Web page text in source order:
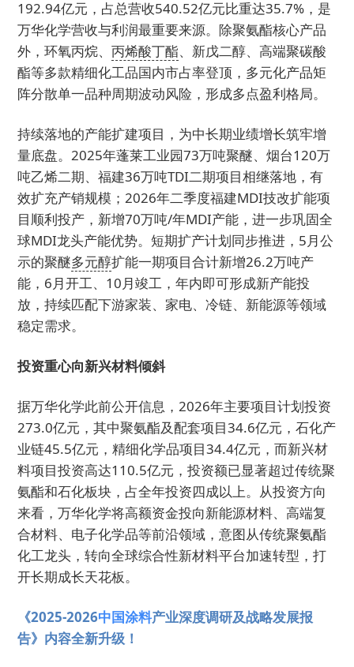
192.94亿元，占总营收540.52亿元比重达35.7%，是
万华化学营收与利润最重要来源。除聚氨酯核心产品
外，环氧丙烷、丙烯酸丁酯、新戊二醇、高端聚碳酸
酯等多款精细化工品国内市占率登顶，多元化产品矩
阵分散单一品种周期波动风险，形成多点盈利格局。
持续落地的产能扩建项目，为中长期业绩增长筑牢增
量底盘。2025年蓬莱工业园73万吨聚醚、烟台120万
吨乙烯二期、福建36万吨TDI二期项目相继落地，有
效扩充产销规模；2026年二季度福建MDI技改扩能项
目顺利投产，新增70万吨/年MDI产能，进一步巩固全
球MDI龙头产能优势。短期扩产计划同步推进，5月公
示的聚醚多元醇扩能一期项目合计新增26.2万吨产
能，6月开工、10月竣工，年内即可形成新产能投
放，持续匹配下游家装、家电、冷链、新能源等领域
稳定需求。
投资重心向新兴材料倾斜
据万华化学此前公开信息，2026年主要项目计划投资
273.0亿元，其中聚氨酯及配套项目34.6亿元，石化产
业链45.5亿元，精细化学品项目34.4亿元，而新兴材
料项目投资高达110.5亿元，投资额已显著超过传统聚
氨酯和石化板块，占全年投资四成以上。从投资方向
来看，万华化学将高额资金投向新能源材料、高端复
合材料、电子化学品等前沿领域，意图从传统聚氨酯
化工龙头，转向全球综合性新材料平台加速转型，打
开长期成长天花板。
《2025-2026中国涂料产业深度调研及战略发展报
告》内容全新升级！